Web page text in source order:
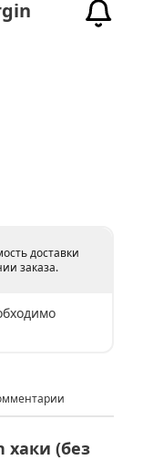
доставки
заказа.
хаки (без